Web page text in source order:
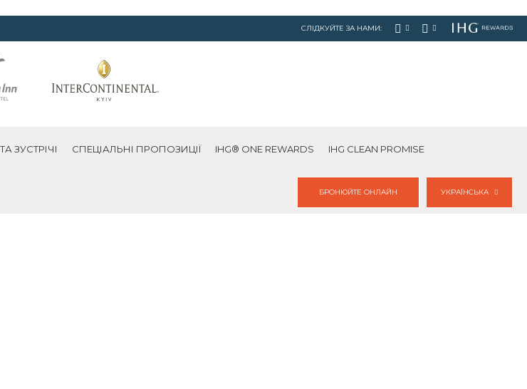
СЛІДКУЙТЕ ЗА НАМИ:
ЗУСТРІЧІ СПЕЦІАЛЬНІ ПРОПОЗИЦІЇ IHG® ONE REWARDS IHG CLEAN PROMISE
БРОНЮЙТЕ ОНЛАЙН УКРАЇНСЬКА